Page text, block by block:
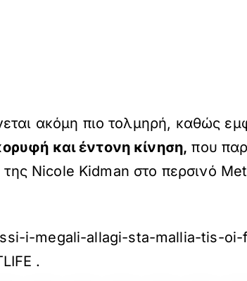
ακόμη πιο τολμηρή, καθώς
και έντονη κίνηση, που
Nicole Kidman στο περσινό
i-megali-allagi-sta-mallia-tis-
.